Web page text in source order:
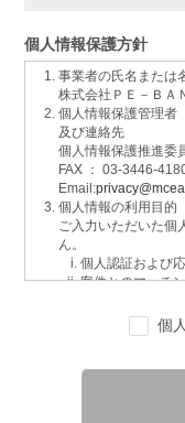
個人情報保護方針
事業者の氏名または
株式会社ＰＥ－ＢＡ
個人情報保護管理者
及び連絡先
個人情報保護推進
FAX ： 03-3446-
Email:
個人情報の利用目的
ご入力いただいた個
ん。
個人認証および
案件とのマッチ
サービスに関す
ご要望の分析、
当社運営のウェ
報（クリック日
照合して広告効
個